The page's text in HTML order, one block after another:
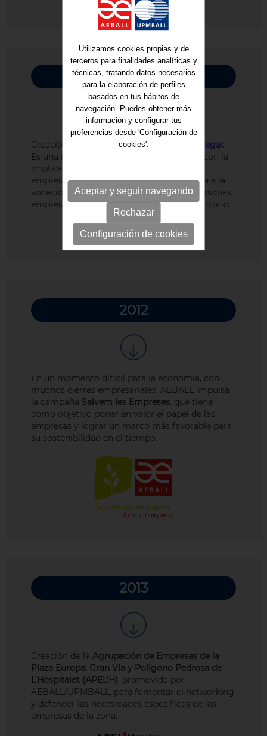
2008
Creación del Fórum Empresarial del Llobregat.
Es una iniciativa promovida por AEBALL, con la
implicación de instituciones, entidades y
empresas emblemáticas, que da respuesta a la
vocación de liderazgo e innovación las personas
empresarias y directivas vinculadas al territorio.
2012
En un momento difícil para la economía, con
muchos cierres empresariales, AEBALL impulsa
la campaña Salvem les Empreses, que tiene
como objetivo poner en valor el papel de las
empresas y lograr un marco más favorable para
su sostenibilidad en el tiempo.
2013
Creación de la Agrupación de Empresas de la
Plaza Europa, Gran Vía y Polígono Pedrosa de
L’Hospitalet (APEL’H), promovida por
AEBALL/UPMBALL, para fomentar el networking
y defender las necesidades específicas de las
empresas de la zona.
Utilizamos cookies propias y de
terceros para finalidades analíticas y
técnicas, tratando datos necesarios
para la elaboración de perfiles
basados en tus hábitos de
navegación. Puedes obtener más
información y configurar tus
preferencias desde 'Configuración de
cookies'.
Aceptar y seguir navegando
Rechazar
Configuración de cookies